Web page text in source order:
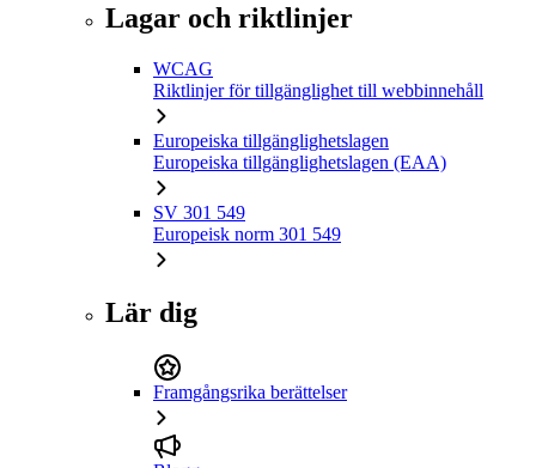
Lagar och riktlinjer
WCAG
Riktlinjer för tillgänglighet till webbinnehåll
Europeiska tillgänglighetslagen
Europeiska tillgänglighetslagen (EAA)
SV 301 549
Europeisk norm 301 549
Lär dig
Framgångsrika berättelser